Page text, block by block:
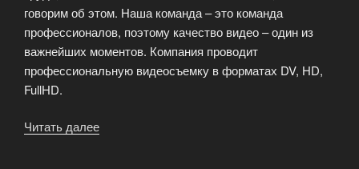
говорим об этом. Наша команда – это команда
профессионалов, поэтому качество видео – один из
важнейших моментов. Компания проводит
профессиональную видеосъемку в форматах DV, HD,
FullHD.
Читать далее